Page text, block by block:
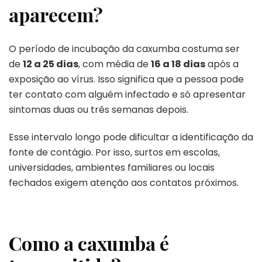
aparecem?
O período de incubação da caxumba costuma ser
de12 a 25 dias, com média de16 a 18 diasapós a
exposição ao vírus. Isso significa que a pessoa pode
ter contato com alguém infectado e só apresentar
sintomas duas ou três semanas depois.
Esse intervalo longo pode dificultar a identificação da
fonte de contágio. Por isso, surtos em escolas,
universidades, ambientes familiares ou locais
fechados exigem atenção aos contatos próximos.
Como a caxumba é